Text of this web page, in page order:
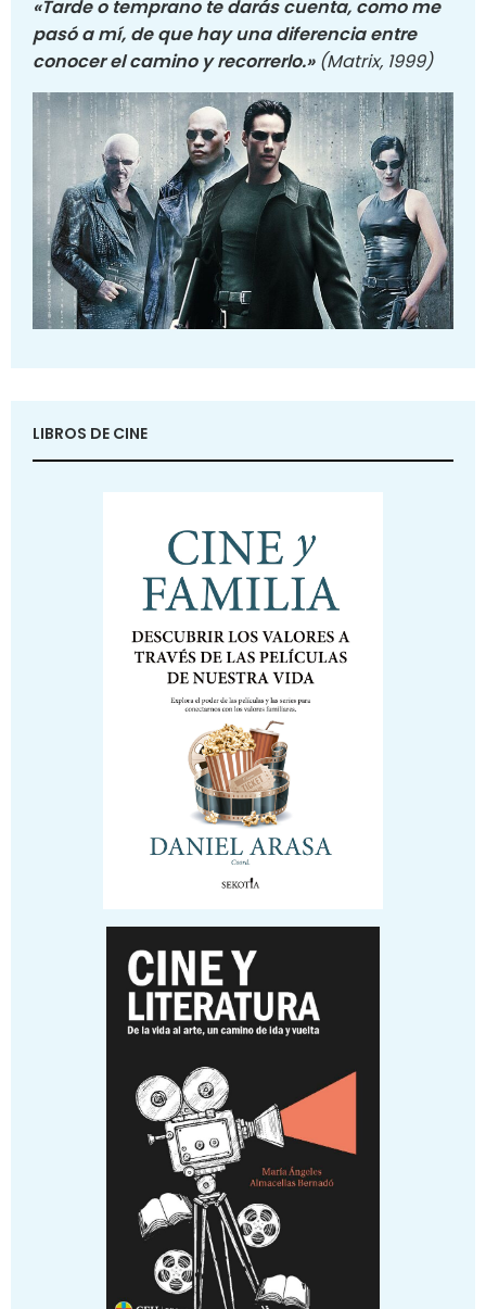
«Tarde o temprano te darás cuenta, como me
pasó a mí, de que hay una diferencia entre
conocer el camino y recorrerlo.» (Matrix, 1999)
LIBROS DE CINE